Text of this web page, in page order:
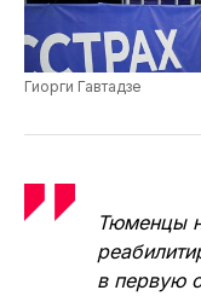
Гиорги Гавтадзе
Тюменцы
в первую